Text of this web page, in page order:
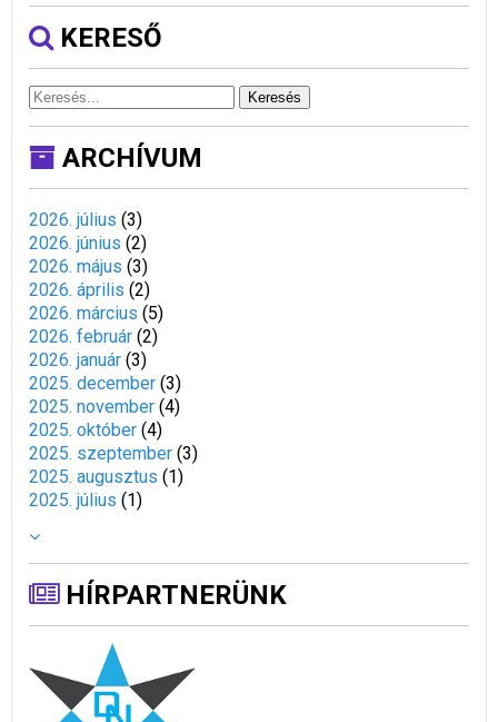
KERESŐ
Keresés
ARCHÍVUM
2026. július (3)
2026. június (2)
2026. május (3)
2026. április (2)
2026. március (5)
2026. február (2)
2026. január (3)
2025. december (3)
2025. november (4)
2025. október (4)
2025. szeptember (3)
2025. augusztus (1)
2025. július (1)
HÍRPARTNERÜNK